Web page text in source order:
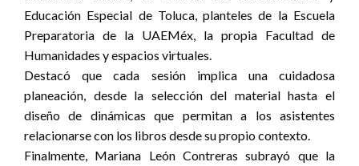
Educación Especial de Toluca, planteles de la Escuela
Preparatoria de la UAEMéx, la propia Facultad de
Humanidades y espacios virtuales.
Destacó que cada sesión implica una cuidadosa
planeación, desde la selección del material hasta el
diseño de dinámicas que permitan a los asistentes
relacionarse con los libros desde su propio contexto.
Finalmente, Mariana León Contreras subrayó que la